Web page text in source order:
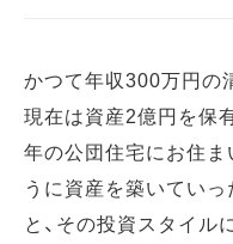
かつて年収300万円の
現在は資産2億円を保
年の公団住宅にお住ま
うに資産を築いてい
と、その投資スタイル